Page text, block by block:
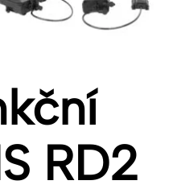
RD2